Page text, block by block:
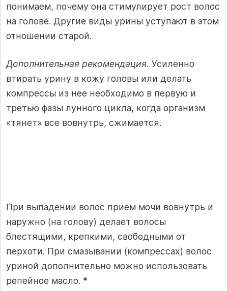
понимаем, почему она стимулирует рост волос
на голове. Другие виды урины уступают в этом
отношении старой.
Дополнительная рекомендация. Усиленно
втирать урину в кожу головы или делать
компрессы из нее необходимо в первую и
третью фазы лунного цикла, когда организм
«тянет» все вовнутрь, сжимается.
При выпадении волос прием мочи вовнутрь и
наружно (на голову) делает волосы
блестящими, крепкими, свободными от
перхоти. При смазывании (компрессах) волос
уриной дополнительно можно ис­пользовать
репейное масло. *